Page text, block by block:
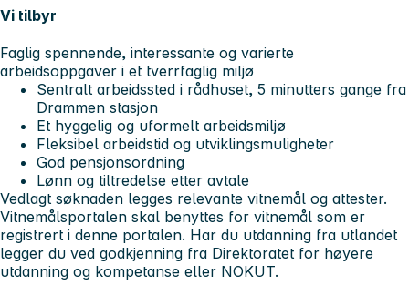
Vi tilbyr
Faglig spennende, interessante og varierte
arbeidsoppgaver i et tverrfaglig miljø
Sentralt arbeidssted i rådhuset, 5 minutters gange fra
Drammen stasjon
Et hyggelig og uformelt arbeidsmiljø
Fleksibel arbeidstid og utviklingsmuligheter
God pensjonsordning
Lønn og tiltredelse etter avtale
Vedlagt søknaden legges relevante vitnemål og attester.
Vitnemålsportalen skal benyttes for vitnemål som er
registrert i denne portalen. Har du utdanning fra utlandet
legger du ved godkjenning fra Direktoratet for høyere
utdanning og kompetanse eller NOKUT.